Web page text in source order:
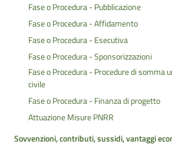
Fase o Procedura - Pubblicazione
Fase o Procedura - Affidamento
Fase o Procedura - Esecutiva
Fase o Procedura - Sponsorizzazioni
Fase o Procedura - Procedure di somma
civile
Fase o Procedura - Finanza di progetto
Attuazione Misure PNRR
Sovvenzioni, contributi, sussidi, vantaggi